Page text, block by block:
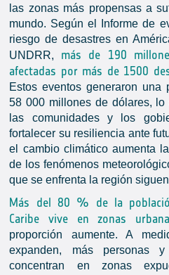
las zonas más propensas a
mundo. Según el Informe de
riesgo de desastres en
UNDRR, más de 190
afectadas por más de 1500
Estos eventos generaron una
58 000 millones de dólares,
las comunidades y los
fortalecer su resiliencia ante
el cambio climático aumenta
de los fenómenos
que se enfrenta la región
Más del 80 % de la
Caribe vive en zonas
proporción aumente. A
expanden, más personas
concentran en zonas